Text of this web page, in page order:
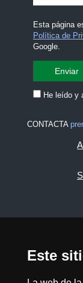
Este
Esta página
Política de
Google.
He leído y
CONTACTA
No